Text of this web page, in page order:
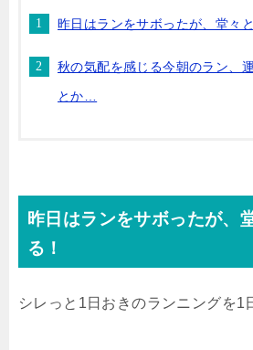
昨日はランをサボったが、堂々
秋の気配を感じる今朝のラン、
とか…
昨日はランをサボったが、
る！
シレっと1日おきのランニングを1